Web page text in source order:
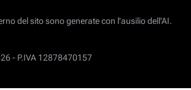
del sito sono generate con l'ausilio dell'AI.
- P.IVA 12878470157